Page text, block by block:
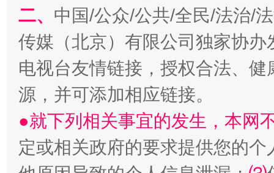
揭开“小金库”的免责幌子
二、 中国/公众/公共/全民/法治/
传媒（北京）有限公司独家协
电视台友情链接，授权合法、
源，并可添加相应链接。
●就下列相关事宜的发生，本网
定或相关政府的要求提供您的个